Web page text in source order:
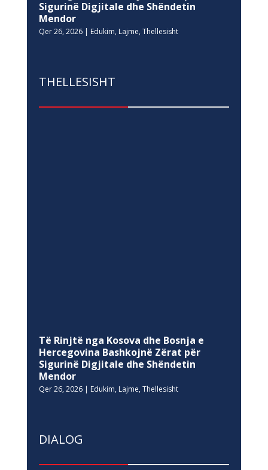
Sigurinë Digjitale dhe Shëndetin
Mendor
Qer 26, 2026| Edukim, Lajme, Thellesisht
THELLESISHT
Të Rinjtë nga Kosova dhe Bosnja e
Hercegovina Bashkojnë Zërat për
Sigurinë Digjitale dhe Shëndetin
Mendor
Qer 26, 2026| Edukim, Lajme, Thellesisht
DIALOG